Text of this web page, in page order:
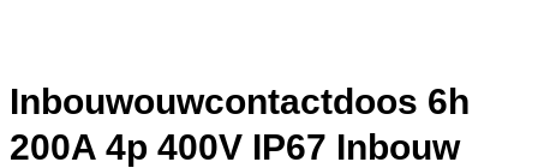
Inbouwouwcontactdoos 6h
200A 4p 400V IP67 Inbouw